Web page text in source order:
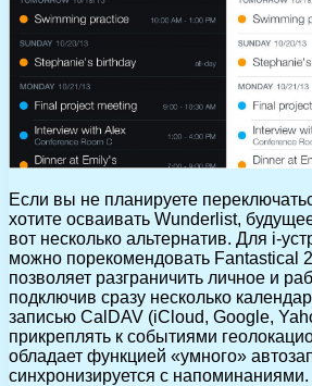
Если вы не планируете
хотите осваивать Wunderlist,
вот несколько альтернатив. Для i-
можно порекомендовать Fantastical
позволяет разграничить личное и
подключив сразу несколько
записью CalDAV (iCloud, Google,
прикреплять к событиями
обладает функцией «умного»
синхронизируется с напоминаниями.